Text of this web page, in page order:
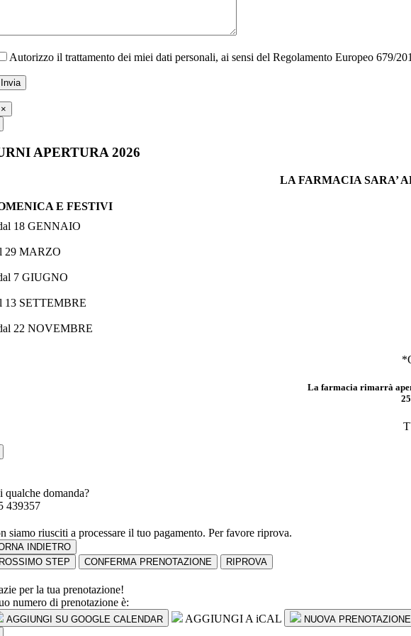
Autorizzo il trattamento dei miei dati personali, ai sensi del Regolamento Europeo 679/
×
APERTURA 2026
LA FARMACIA SARA’
E FESTIVI
18 GENNAIO
29 MARZO
7 GIUGNO
13 SETTEMBRE
22 NOVEMBRE
La farmacia rimarrà
qualche domanda?
439357
siamo riusciti a processare il tuo pagamento. Per favore riprova.
INDIETRO
STEP
CONFERMA PRENOTAZIONE RIPROVA
per la tua prenotazione!
numero di prenotazione è:
AGGIUNGI SU GOOGLE CALENDAR AGGIUNGI A iCAL NUOVA PRENOTAZIONE